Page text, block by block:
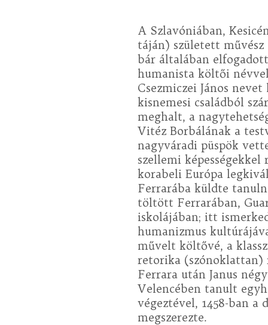
A Szlavóniában,
táján) született
bár általában
humanista költői névvel
Csezmiczei János
kisnemesi családból
meghalt, a
Vitéz Borbálának a
nagyváradi püspök
szellemi képességekkel
korabeli Európa
Ferrarába küldte
töltött Ferrarában,
iskolájában; itt
humanizmus
művelt költővé, a
retorika (szónoklattan)
Ferrara után Janus
Velencében tanult
végeztével, 1458-ban
megszerezte.